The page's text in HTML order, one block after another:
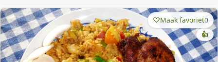
Maak favoriet0
👍